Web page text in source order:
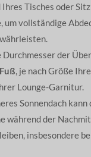
Ihres Tisches oder
um vollständige
Durchmesser der
, je nach Größe
Lounge-Garnitur.
Sonnendach kann
während der
insbesondere